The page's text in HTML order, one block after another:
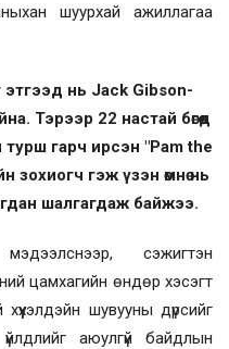
шуурхай ажиллагаа
нь Jack Gibson-
Тэрээр 22 настай бөгөөд
гарч ирсэн "Pam the
зохиогч гэж үзэн өмнө нь
шалгагдаж байжээ.
сэжигтэн
цамхагийн өндөр хэсэгт
шувууны дүрсийг
аюулгүй байдлын